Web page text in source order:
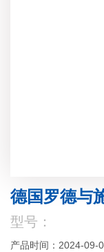
德国罗德与
型号：
产品时间：2024-09-